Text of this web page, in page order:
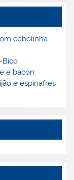
cebolinha
Bico
e bacon
e espinafres